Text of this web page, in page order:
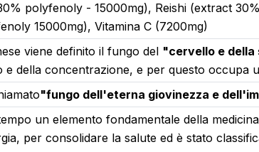
naturale
funzione del sistema immunitario
ossidativo
e la vitalità
e la mente
polyfenoly - 15000mg), Reishi (extract
15000mg), Vitamina C (7200mg)
viene definito il fungo del "cervello e della
e della concentrazione, e per questo occupa
"fungo dell'eterna giovinezza e
un elemento fondamentale della
per consolidare la salute ed è stato